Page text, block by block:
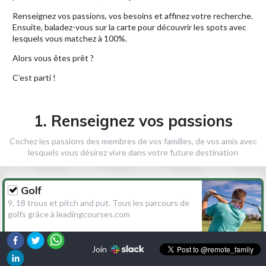
Renseignez vos passions, vos besoins et affinez votre recherche.
Ensuite, baladez-vous sur la carte pour découvrir les spots avec
lesquels vous matchez à 100%.
Alors vous êtes prêt ?
C’est parti !
1. Renseignez vos passions
Cochez les passions des membres de vos familles, de vos amis avec
lesquels vous désirez vivre dans votre future destination
Golf
9, 18 trous et pitch and put. Tous les parcours de
golfs grâce à leadingcourses.com
Randonnée
Join